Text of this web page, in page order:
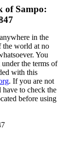
of Sampo:
in the
the world at no
You
the terms of
with this
. If you are not
to check the
before using